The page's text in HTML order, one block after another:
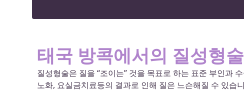
태국 방콕에서의 질성형
질성형술은 질을 “조이는” 것을 목표로 하는 표준 부인과
노화, 요실금치료등의 결과로 인해 질은 느슨해질 수 있습